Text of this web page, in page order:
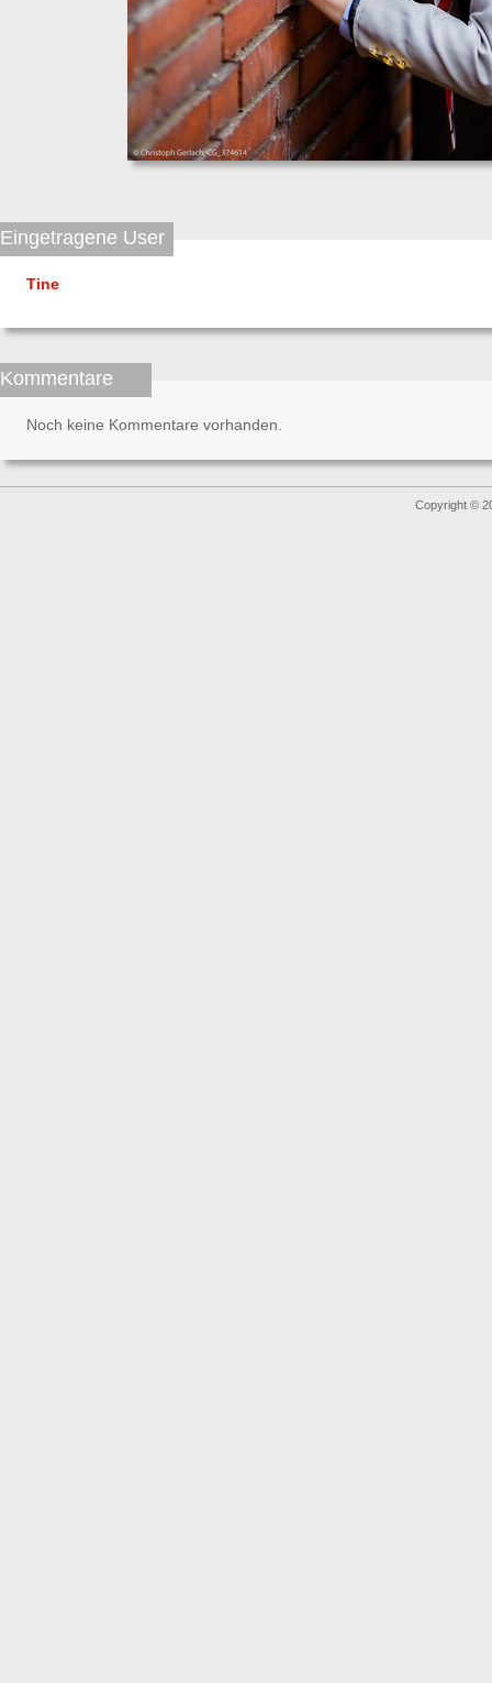
Eingetragene User
Tine
Kommentare
Noch keine Kommentare vorhanden.
Copyright ©